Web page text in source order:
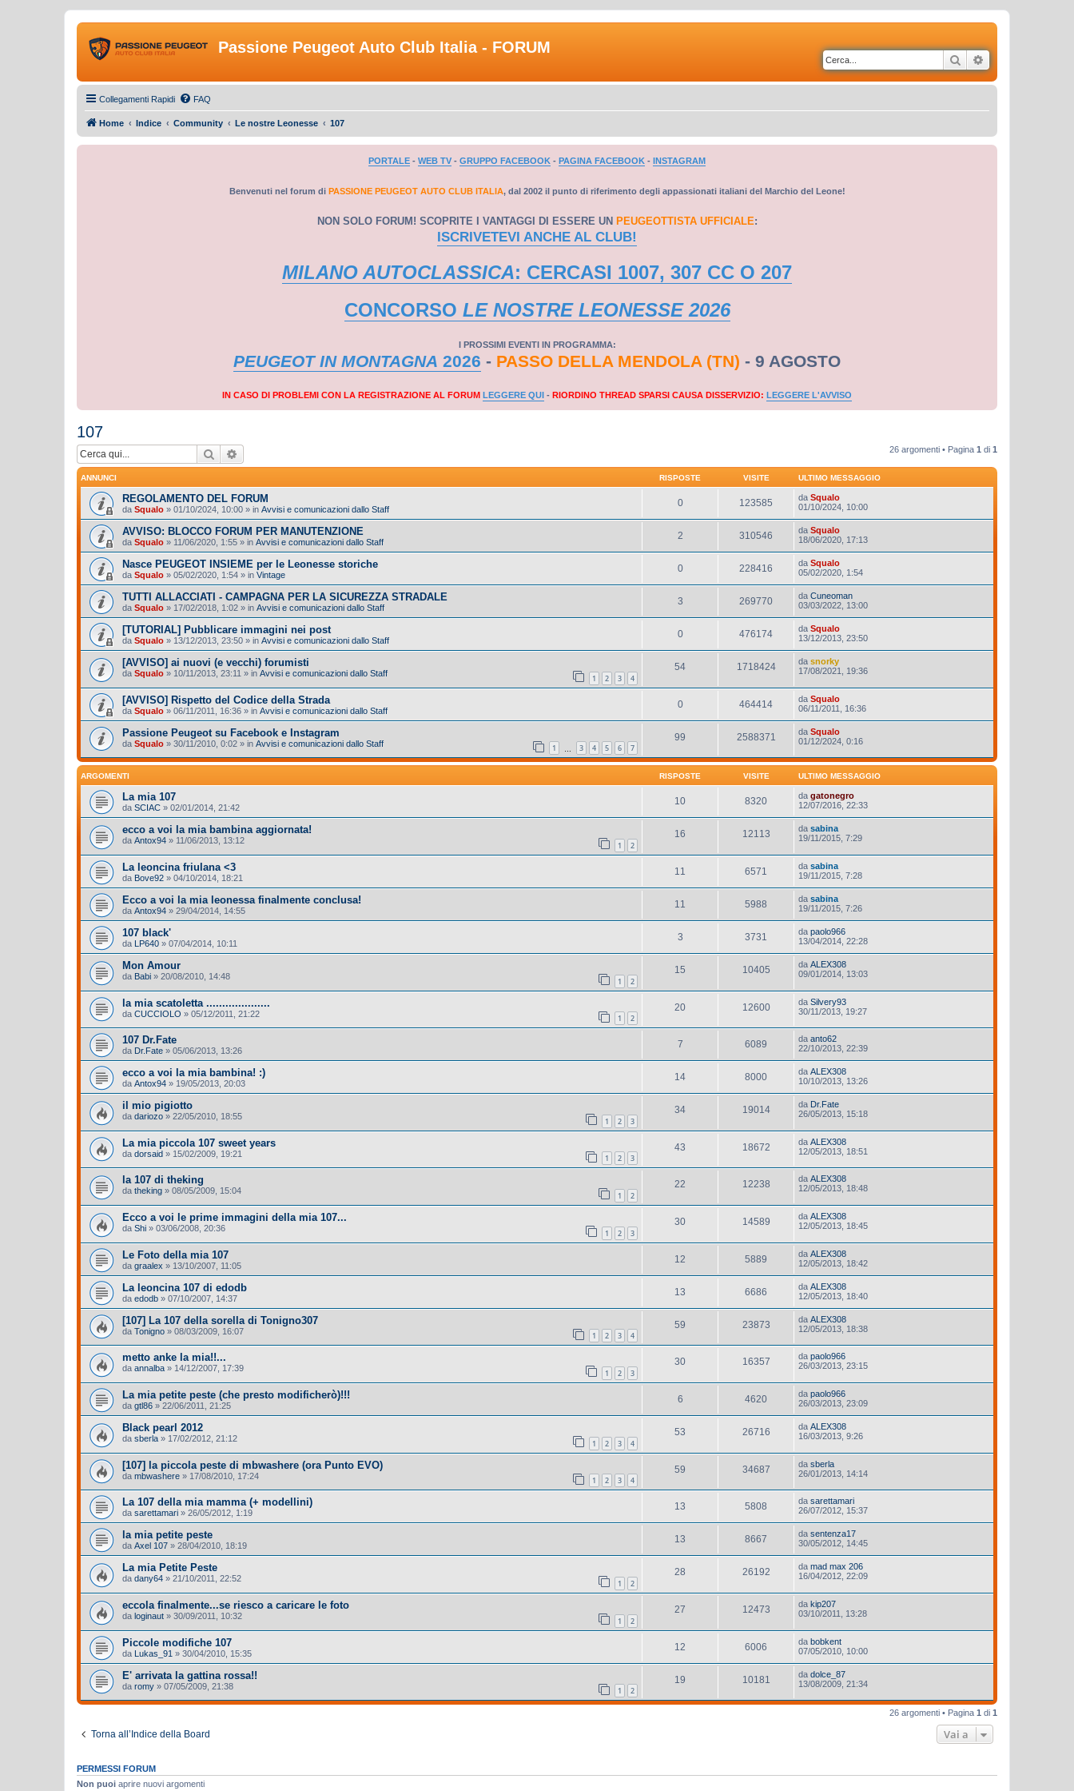
Passione Peugeot Auto Club Italia - FORUM
Cerca
Collegamenti Rapidi FAQ
Home Indice Community Le nostre Leonesse 107
PORTALE - WEB TV - GRUPPO FACEBOOK - PAGINA FACEBOOK - INSTAGRAM
Benvenuti nel forum di PASSIONE PEUGEOT AUTO CLUB ITALIA, dal 2002 il punto di riferimento degli appassionati italiani del Marchio del Leone!
NON SOLO FORUM! SCOPRITE I VANTAGGI DI ESSERE UN PEUGEOTTISTA UFFICIALE:
ISCRIVETEVI ANCHE AL CLUB!
MILANO AUTOCLASSICA: CERCASI 1007, 307 CC O 207
CONCORSO LE NOSTRE LEONESSE 2026
I PROSSIMI EVENTI IN PROGRAMMA:
PEUGEOT IN MONTAGNA 2026 - PASSO DELLA MENDOLA (TN) - 9 AGOSTO
IN CASO DI PROBLEMI CON LA REGISTRAZIONE AL FORUM LEGGERE QUI - RIORDINO THREAD SPARSI CAUSA DISSERVIZIO: LEGGERE L'AVVISO
107
Cerca 26 argomenti • Pagina 1 di 1
ANNUNCI RISPOSTE VISITE ULTIMO MESSAGGIO
REGOLAMENTO DEL FORUM
da Squalo » 01/10/2024, 10:00 » in Avvisi e comunicazioni dallo Staff
0 123585 da Squalo
01/10/2024, 10:00
AVVISO: BLOCCO FORUM PER MANUTENZIONE
da Squalo » 11/06/2020, 1:55 » in Avvisi e comunicazioni dallo Staff
2 310546 da Squalo
18/06/2020, 17:13
Nasce PEUGEOT INSIEME per le Leonesse storiche
da Squalo » 05/02/2020, 1:54 » in Vintage
0 228416 da Squalo
05/02/2020, 1:54
TUTTI ALLACCIATI - CAMPAGNA PER LA SICUREZZA STRADALE
da Squalo » 17/02/2018, 1:02 » in Avvisi e comunicazioni dallo Staff
3 269770 da Cuneoman
03/03/2022, 13:00
[TUTORIAL] Pubblicare immagini nei post
da Squalo » 13/12/2013, 23:50 » in Avvisi e comunicazioni dallo Staff
0 476174 da Squalo
13/12/2013, 23:50
[AVVISO] ai nuovi (e vecchi) forumisti
da Squalo » 10/11/2013, 23:11 » in Avvisi e comunicazioni dallo Staff 1 2 3 4
54 1718424 da snorky
17/08/2021, 19:36
[AVVISO] Rispetto del Codice della Strada
da Squalo » 06/11/2011, 16:36 » in Avvisi e comunicazioni dallo Staff
0 464414 da Squalo
06/11/2011, 16:36
Passione Peugeot su Facebook e Instagram
da Squalo » 30/11/2010, 0:02 » in Avvisi e comunicazioni dallo Staff 1 3 4 5 6 7
99 2588371 da Squalo
01/12/2024, 0:16
ARGOMENTI RISPOSTE VISITE ULTIMO MESSAGGIO
La mia 107
da SCIAC » 02/01/2014, 21:42
10 8320 da gatonegro
12/07/2016, 22:33
ecco a voi la mia bambina aggiornata!
da Antox94 » 11/06/2013, 13:12 1 2
16 12113 da sabina
19/11/2015, 7:29
La leoncina friulana <3
da Bove92 » 04/10/2014, 18:21
11 6571 da sabina
19/11/2015, 7:28
Ecco a voi la mia leonessa finalmente conclusa!
da Antox94 » 29/04/2014, 14:55
11 5988 da sabina
19/11/2015, 7:26
107 black'
da LP640 » 07/04/2014, 10:11
3 3731 da paolo966
13/04/2014, 22:28
Mon Amour
da Babi » 20/08/2010, 14:48 1 2
15 10405 da ALEX308
09/01/2014, 13:03
la mia scatoletta ....................
da CUCCIOLO » 05/12/2011, 21:22 1 2
20 12600 da Silvery93
30/11/2013, 19:27
107 Dr.Fate
da Dr.Fate » 05/06/2013, 13:26
7 6089 da anto62
22/10/2013, 22:39
ecco a voi la mia bambina! :)
da Antox94 » 19/05/2013, 20:03
14 8000 da ALEX308
10/10/2013, 13:26
il mio pigiotto
da dariozo » 22/05/2010, 18:55 1 2 3
34 19014 da Dr.Fate
26/05/2013, 15:18
La mia piccola 107 sweet years
da dorsaid » 15/02/2009, 19:21 1 2 3
43 18672 da ALEX308
12/05/2013, 18:51
la 107 di theking
da theking » 08/05/2009, 15:04 1 2
22 12238 da ALEX308
12/05/2013, 18:48
Ecco a voi le prime immagini della mia 107...
da Shi » 03/06/2008, 20:36 1 2 3
30 14589 da ALEX308
12/05/2013, 18:45
Le Foto della mia 107
da graalex » 13/10/2007, 11:05
12 5889 da ALEX308
12/05/2013, 18:42
La leoncina 107 di edodb
da edodb » 07/10/2007, 14:37
13 6686 da ALEX308
12/05/2013, 18:40
[107] La 107 della sorella di Tonigno307
da Tonigno » 08/03/2009, 16:07 1 2 3 4
59 23873 da ALEX308
12/05/2013, 18:38
metto anke la mia!!...
da annalba » 14/12/2007, 17:39 1 2 3
30 16357 da paolo966
26/03/2013, 23:15
La mia petite peste (che presto modificherò)!!!
da gtl86 » 22/06/2011, 21:25
6 4620 da paolo966
26/03/2013, 23:09
Black pearl 2012
da sberla » 17/02/2012, 21:12 1 2 3 4
53 26716 da ALEX308
16/03/2013, 9:26
[107] la piccola peste di mbwashere (ora Punto EVO)
da mbwashere » 17/08/2010, 17:24 1 2 3 4
59 34687 da sberla
26/01/2013, 14:14
La 107 della mia mamma (+ modellini)
da sarettamari » 26/05/2012, 1:19
13 5808 da sarettamari
26/07/2012, 15:37
la mia petite peste
da Axel 107 » 28/04/2010, 18:19
13 8667 da sentenza17
30/05/2012, 14:45
La mia Petite Peste
da dany64 » 21/10/2011, 22:52 1 2
28 26192 da mad max 206
16/04/2012, 22:09
eccola finalmente...se riesco a caricare le foto
da loginaut » 30/09/2011, 10:32 1 2
27 12473 da kip207
03/10/2011, 13:28
Piccole modifiche 107
da Lukas_91 » 30/04/2010, 15:35
12 6006 da bobkent
07/05/2010, 10:00
E' arrivata la gattina rossa!!
da romy » 07/05/2009, 21:38 1 2
19 10181 da dolce_87
13/08/2009, 21:34
26 argomenti • Pagina 1 di 1
Torna all’Indice della Board Vai a
PERMESSI FORUM
Non puoi aprire nuovi argomenti